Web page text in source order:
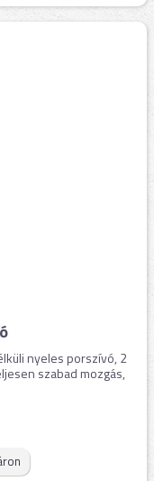
nyeles porszívó, 2
szabad mozgás,